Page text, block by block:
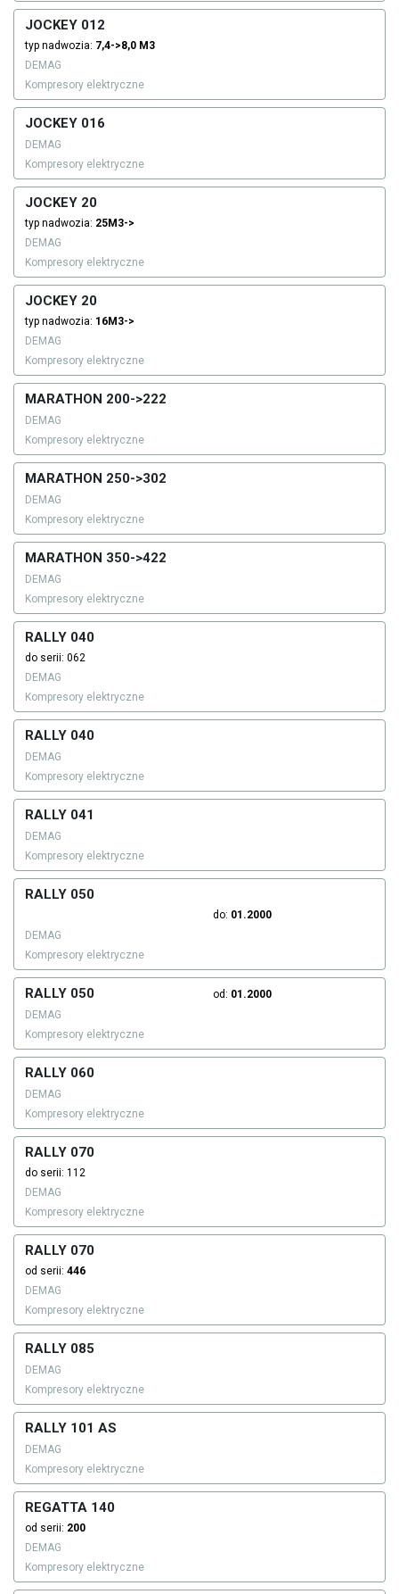
JOCKEY 012
typ nadwozia: 7,4->8,0 M3
DEMAG
Kompresory elektryczne
JOCKEY 016
DEMAG
Kompresory elektryczne
JOCKEY 20
typ nadwozia: 25M3->
DEMAG
Kompresory elektryczne
JOCKEY 20
typ nadwozia: 16M3->
DEMAG
Kompresory elektryczne
MARATHON 200->222
DEMAG
Kompresory elektryczne
MARATHON 250->302
DEMAG
Kompresory elektryczne
MARATHON 350->422
DEMAG
Kompresory elektryczne
RALLY 040
do serii: 062
DEMAG
Kompresory elektryczne
RALLY 040
DEMAG
Kompresory elektryczne
RALLY 041
DEMAG
Kompresory elektryczne
RALLY 050
do: 01.2000
DEMAG
Kompresory elektryczne
RALLY 050 od: 01.2000
DEMAG
Kompresory elektryczne
RALLY 060
DEMAG
Kompresory elektryczne
RALLY 070
do serii: 112
DEMAG
Kompresory elektryczne
RALLY 070
od serii: 446
DEMAG
Kompresory elektryczne
RALLY 085
DEMAG
Kompresory elektryczne
RALLY 101 AS
DEMAG
Kompresory elektryczne
REGATTA 140
od serii: 200
DEMAG
Kompresory elektryczne